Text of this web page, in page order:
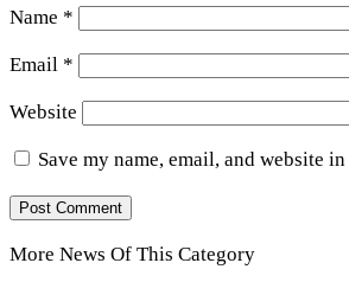
Name *
Email *
Website
Save my name, email, and website
More News Of This Category